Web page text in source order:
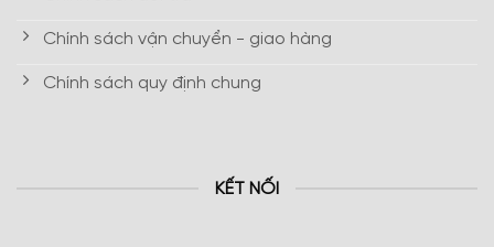
Chính sách vận chuyển - giao hàng
Chính sách quy định chung
KẾT NỐI